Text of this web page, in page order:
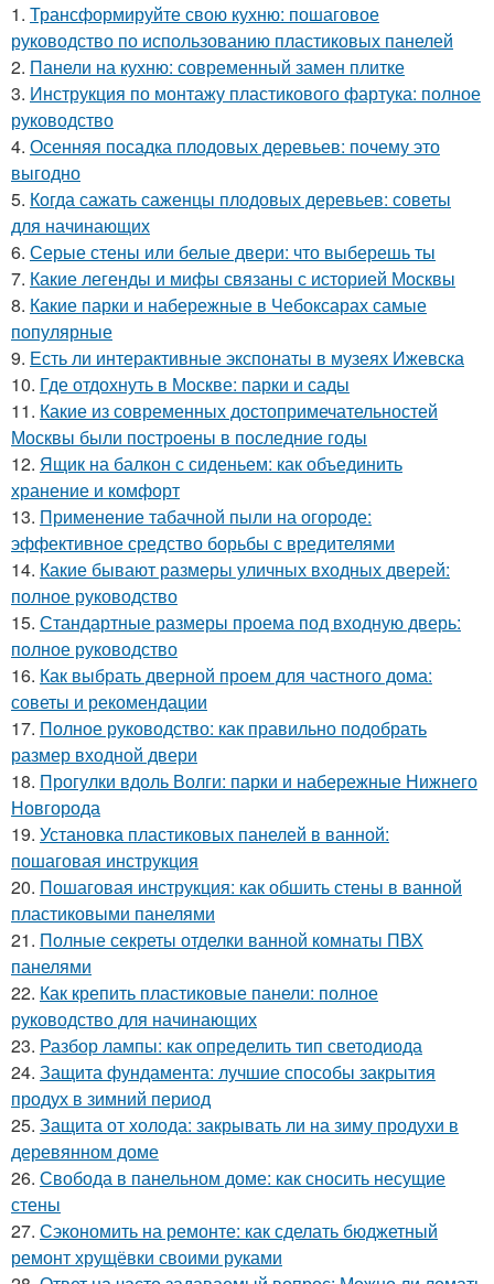
1. Трансформируйте свою кухню: пошаговое
руководство по использованию пластиковых панелей
2. Панели на кухню: современный замен плитке
3. Инструкция по монтажу пластикового фартука: полное
руководство
4. Осенняя посадка плодовых деревьев: почему это
выгодно
5. Когда сажать саженцы плодовых деревьев: советы
для начинающих
6. Серые стены или белые двери: что выберешь ты
7. Какие легенды и мифы связаны с историей Москвы
8. Какие парки и набережные в Чебоксарах самые
популярные
9. Есть ли интерактивные экспонаты в музеях Ижевска
10. Где отдохнуть в Москве: парки и сады
11. Какие из современных достопримечательностей
Москвы были построены в последние годы
12. Ящик на балкон с сиденьем: как объединить
хранение и комфорт
13. Применение табачной пыли на огороде:
эффективное средство борьбы с вредителями
14. Какие бывают размеры уличных входных дверей:
полное руководство
15. Стандартные размеры проема под входную дверь:
полное руководство
16. Как выбрать дверной проем для частного дома:
советы и рекомендации
17. Полное руководство: как правильно подобрать
размер входной двери
18. Прогулки вдоль Волги: парки и набережные Нижнего
Новгорода
19. Установка пластиковых панелей в ванной:
пошаговая инструкция
20. Пошаговая инструкция: как обшить стены в ванной
пластиковыми панелями
21. Полные секреты отделки ванной комнаты ПВХ
панелями
22. Как крепить пластиковые панели: полное
руководство для начинающих
23. Разбор лампы: как определить тип светодиода
24. Защита фундамента: лучшие способы закрытия
продух в зимний период
25. Защита от холода: закрывать ли на зиму продухи в
деревянном доме
26. Свобода в панельном доме: как сносить несущие
стены
27. Сэкономить на ремонте: как сделать бюджетный
ремонт хрущёвки своими руками